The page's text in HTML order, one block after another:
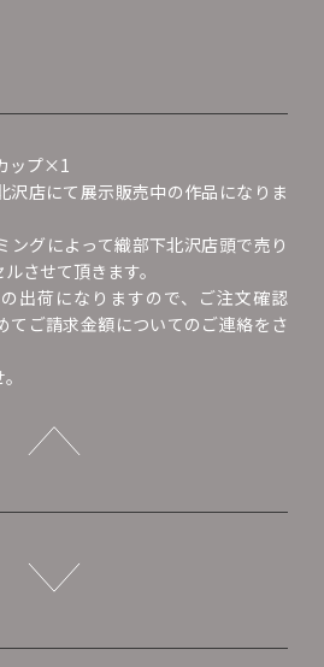
ップ×1
沢店にて展示販売中の作品になりま
ングによって織部下北沢店頭で売り
させて頂きます。
出荷になりますので、ご注文確認
てご請求金額についてのご連絡をさ